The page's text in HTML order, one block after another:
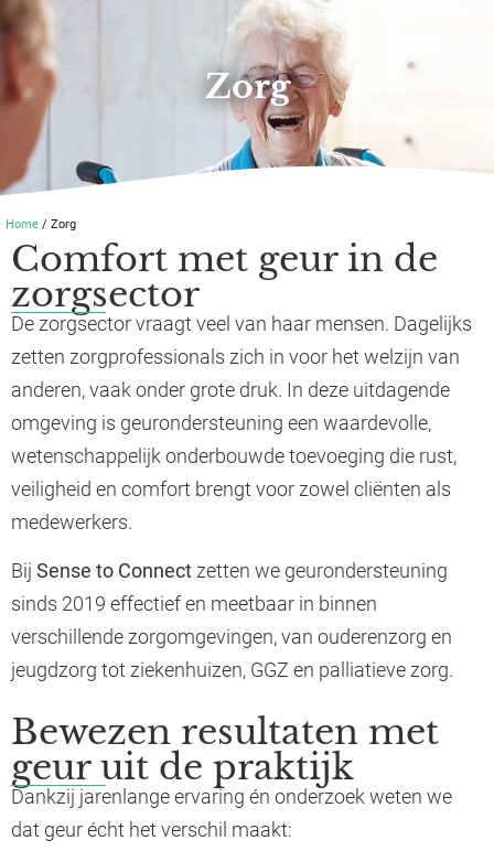
Zorg
Home / Zorg
Comfort met geur in de
zorgsector
De zorgsector vraagt veel van haar mensen. Dagelijks
zetten zorgprofessionals zich in voor het welzijn van
anderen, vaak onder grote druk. In deze uitdagende
omgeving is geurondersteuning een waardevolle,
wetenschappelijk onderbouwde toevoeging die rust,
veiligheid en comfort brengt voor zowel cliënten als
medewerkers.
Bij Sense to Connectzetten we geurondersteuning
sinds 2019 effectief en meetbaar in binnen
verschillende zorgomgevingen, van ouderenzorg en
jeugdzorg tot ziekenhuizen, GGZ en palliatieve zorg.
Bewezen resultaten met
geur uit de praktijk
Dankzij jarenlange ervaring én onderzoek weten we
dat geur écht het verschil maakt: